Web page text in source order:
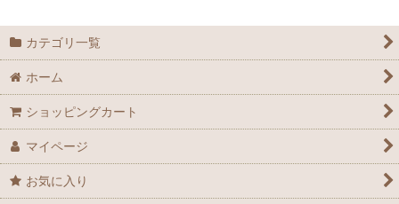
カテゴリ一覧
ホーム
ショッピングカート
マイページ
お気に入り